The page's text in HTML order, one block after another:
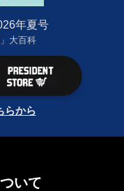
年夏号
大百科
らから
いて